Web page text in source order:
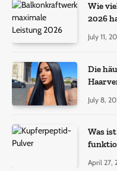
Wie
2026
July 11,
Die
July 8,
Was
April 27,